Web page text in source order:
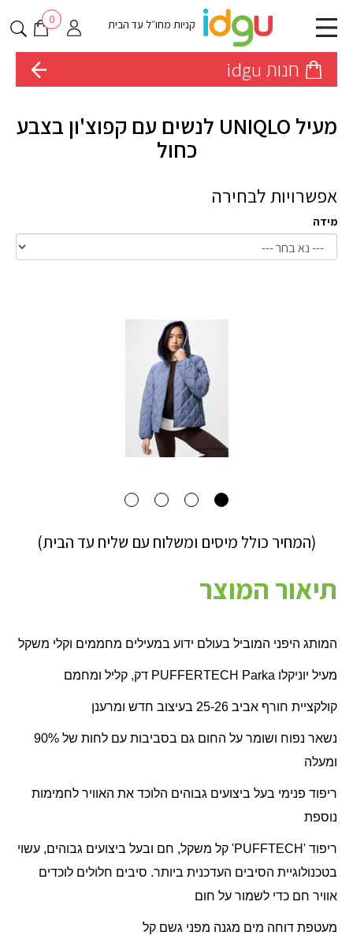
קניות מחו״ל עד הבית 0
חנות idgu
מעיל UNIQLO לנשים עם קפוצ'ון בצבע
כחול
אפשרויות לבחירה
מידה
(המחיר כולל מיסים ומשלוח עם שליח עד הבית)
תיאור המוצר
המותג היפני המוביל בעולם ידוע במעילים מחממים וקלי משקל
מעיל יוניקלו PUFFERTECH Parka דק, קליל ומחמם
קולקציית חורף אביב 25-26 בעיצוב חדש ומרענן
נשאר נפוח ושומר על החום גם בסביבות עם לחות של 90%
ומעלה
ריפוד פנימי בעל ביצועים גבוהים הלוכד את האוויר לחמימות
נוספת
ריפוד 'PUFFTECH' קל משקל, חם ובעל ביצועים גבוהים, עשוי
בטכנולוגיית הסיבים העדכנית ביותר. סיבים חלולים לוכדים
אוויר חם כדי לשמור על חום
מעטפת דוחה מים מגנה מפני גשם קל